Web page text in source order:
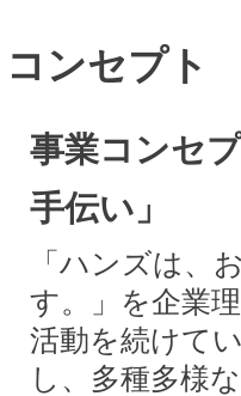
コンセプト
事業コンセ
手伝い」
「ハンズは、
す。」を企業
活動を続けて
し、多種多様